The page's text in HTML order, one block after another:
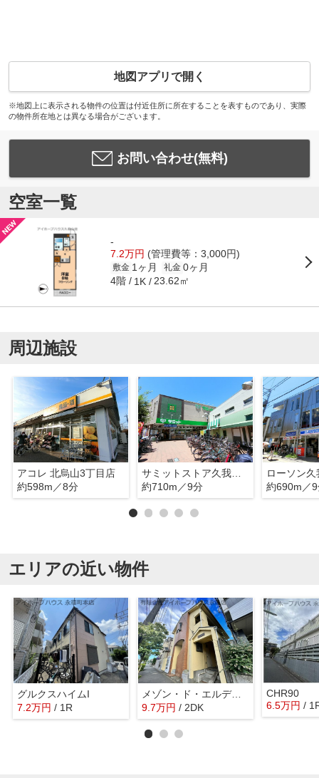
地図アプリで開く
※地図上に表示される物件の位置は付近住所に所在することを表すものであり、実際
の物件所在地とは異なる場合がございます。
お問い合わせ(無料)
空室一覧
-
7.2万円 (管理費等：3,000円)
敷金 1ヶ月 礼金 0ヶ月
4階 1K 23.62㎡
周辺施設
アコレ 北烏山3丁目店
約598m／8分
サミットストア久我山店
約710m／9分
ローソン
約690m／
エリアの近い物件
グルクスハイムI
7.2万円 / 1R
メゾン・ド・エルデーラ
9.7万円 / 2DK
CHR90
6.5万円 /